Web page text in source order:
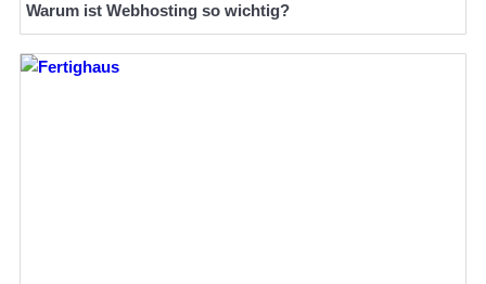
Warum ist Webhosting so wichtig?